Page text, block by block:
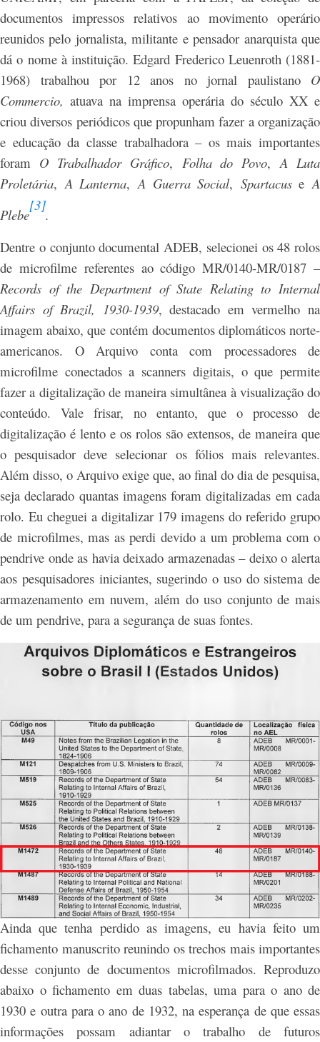
documentos impressos relativos ao movimento operário
reunidos pelo jornalista, militante e pensador anarquista que
dá o nome à instituição. Edgard Frederico Leuenroth (1881-
1968) trabalhou por 12 anos no jornal paulistano O
Commercio, atuava na imprensa operária do século XX e
criou diversos periódicos que propunham fazer a organização
e educação da classe trabalhadora – os mais importantes
foram O Trabalhador Gráfico, Folha do Povo,A Luta
Proletária,A Lanterna,A Guerra Social, SpartacuseA
Plebe
[3]
.
Dentre o conjunto documental ADEB, selecionei os 48 rolos
de microfilme referentes ao código MR/0140-MR/0187 –
Records of the Department of State Relating to Internal
Affairs of Brazil, 1930-1939, destacado em vermelho na
imagem abaixo, que contém documentos diplomáticos norte-
americanos. O Arquivo conta com processadores de
microfilme conectados a scanners digitais, o que permite
fazer a digitalização de maneira simultânea à visualização do
conteúdo. Vale frisar, no entanto, que o processo de
digitalização é lento e os rolos são extensos, de maneira que
o pesquisador deve selecionar os fólios mais relevantes.
Além disso, o Arquivo exige que, ao final do dia de pesquisa,
seja declarado quantas imagens foram digitalizadas em cada
rolo. Eu cheguei a digitalizar 179 imagens do referido grupo
de microfilmes, mas as perdi devido a um problema com o
pendrive onde as havia deixado armazenadas – deixo o alerta
aos pesquisadores iniciantes, sugerindo o uso do sistema de
armazenamento em nuvem, além do uso conjunto de mais
de um pendrive, para a segurança de suas fontes.
Ainda que tenha perdido as imagens, eu havia feito um
fichamento manuscrito reunindo os trechos mais importantes
desse conjunto de documentos microfilmados. Reproduzo
abaixo o fichamento em duas tabelas, uma para o ano de
1930 e outra para o ano de 1932, na esperança de que essas
informações possam adiantar o trabalho de futuros